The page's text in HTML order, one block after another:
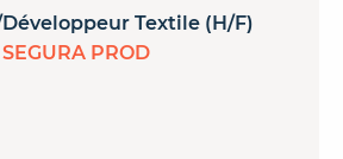
Textile (H/F)
SEGURA PROD